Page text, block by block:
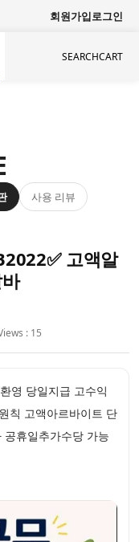
회원가입로그인
SEARCHCART
사용 리뷰
고액알
: 15
영 당일지급 고수익
칙 고액아르바이트 단
휴일추가수당 가능